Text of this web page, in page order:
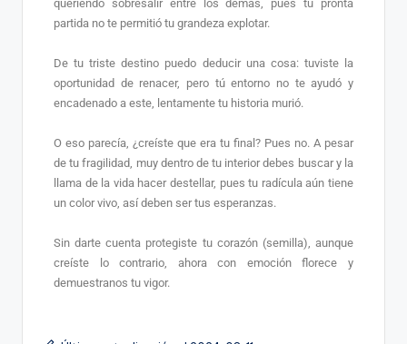
queriendo sobresalir entre los demás, pues tú pronta
partida no te permitió tu grandeza explotar.
De tu triste destino puedo deducir una cosa: tuviste la
oportunidad de renacer, pero tú entorno no te ayudó y
encadenado a este, lentamente tu historia murió.
O eso parecía, ¿creíste que era tu final? Pues no. A pesar
de tu fragilidad, muy dentro de tu interior debes buscar y la
llama de la vida hacer destellar, pues tu radícula aún tiene
un color vivo, así deben ser tus esperanzas.
Sin darte cuenta protegiste tu corazón (semilla), aunque
creíste lo contrario, ahora con emoción florece y
demuestranos tu vigor.